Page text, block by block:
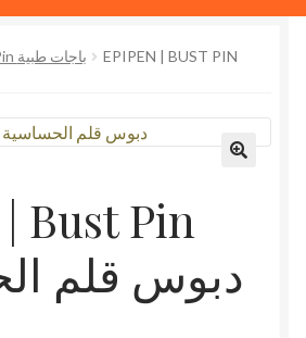
Medical Pin باجات طبية
EPIPEN | BUST PIN
Bust Pin
دبوس قلم